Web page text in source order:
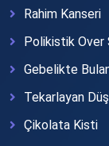
Rahim Kanseri
Polikistik Over
Gebelikte
Tekarlayan
Çikolata Kisti